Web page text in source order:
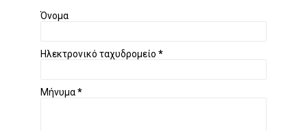
Όνομα
Ηλεκτρονικό ταχυδρομείο *
Μήνυμα*